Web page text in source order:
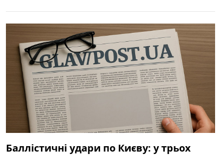
Баллістичні удари по Києву: у трьох